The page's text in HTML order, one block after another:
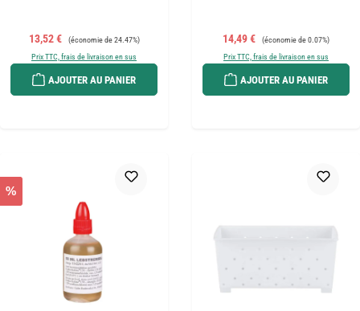
Prix de vente :
13,52 € Prix régulier :
(économie de 24.47%)
Prix TTC, frais de livraison en sus
AJOUTER AU PANIER
Prix de vente :
14,49 € Prix régulier :
(économie de 0.07%)
Prix TTC, frais de livraison en sus
AJOUTER AU PANIER
%